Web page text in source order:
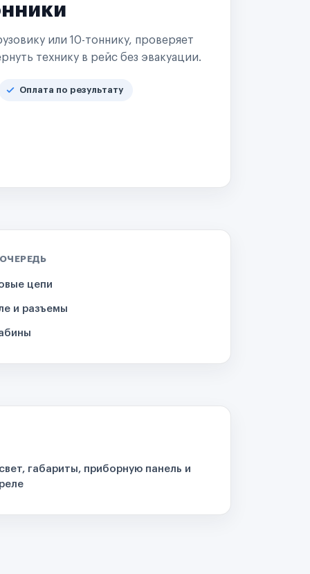
или 10-тоннику, проверяет
технику в рейс без эвакуации.
Оплата по результату
цепи
и разъемы
габариты, приборную панель и